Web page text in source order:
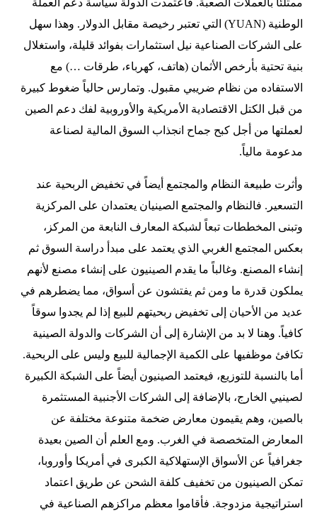
ممتلئاً بالعملات الصعبة. فاعتمدت الدولة سياسة دعم العملة
الوطنية (YUAN) التي تعتبر رخيصة مقابل الدولار. وهذا سهل
على الشركات الصناعية نيل استثمارات بفوائد قليلة، واستغلال
بنية تحتية بأرخص الأثمان (هاتف، كهرباء، طرقات …) مع
الاستفاده من نظام ضريبي مقبول. وتمارس حالياً ضغوط كبيرة
من قبل الكتل الاقتصادية الأمريكية والأوروبية لفك دعم الصين
لعملتها من أجل كبح جماح انجذاب السوق المالية لصناعة
مدعومة مالياً.
وأثرت طبيعة النظام والمجتمع أيضاً في تخفيض الربحية عند
التسعير. فالنظام والمجتمع الصينيان يعتمدان على المركزية
وتبنى المخططات تبعاً لشبكة المعارف النابعة من المركز،
بعكس المجتمع الغربي الذي يعتمد على مبدأ دراسة السوق ثم
إنشاء المصنع. وغالباً ما يقدم الصينيون على إنشاء مصنع لأنهم
يملكون قدرة ما ومن ثم يفتشون عن أسواق، مما يضطرهم في
عديد من الأحيان إلى تخفيض ربحيتهم للبيع إذا لم يجدوا سوقاً
كافياً. وهنا لا بد من الإشارة إلى أن الشركات والدولة الصينية
تكافئ موظفيها على الكمية الإجمالية للبيع وليس على الربحية.
أما بالنسبة للتوزيع، فيعتمد الصينيون أيضاً على الشبكة الكبيرة
لصينيي الخارج، بالإضافة إلى الشركات الأجنبية المستثمرة
بالصين، وهم يقيمون معارض ضخمة متنوعة مختلفة عن
المعارض المتخصصة في الغرب. ومع العلم أن الصين بعيدة
جغرافياً عن الأسواق الإستهلاكية الكبرى في أمريكا وأوروبا،
تمكن الصينيون من تخفيف كلفة الشحن عن طريق اعتماد
استراتيجية مزدوجة. فأقاموا معظم مراكزهم الصناعية في